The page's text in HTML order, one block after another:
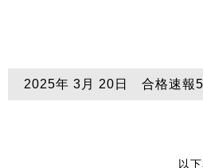
2025年 3月 20日 合格速報
以